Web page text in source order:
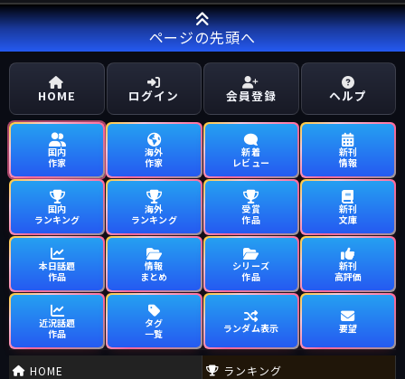
ページの先頭へ
HOME ログイン 会員登録 ヘルプ
国内
作家
海外
作家
新着
レビュー
新刊
情報
国内
ランキング
海外
ランキング
受賞
作品
新刊
文庫
本日話題
作品
情報
まとめ
シリーズ
作品
新刊
高評価
近況話題
作品
タグ
一覧
ランダム表示 要望
HOME
ランキング